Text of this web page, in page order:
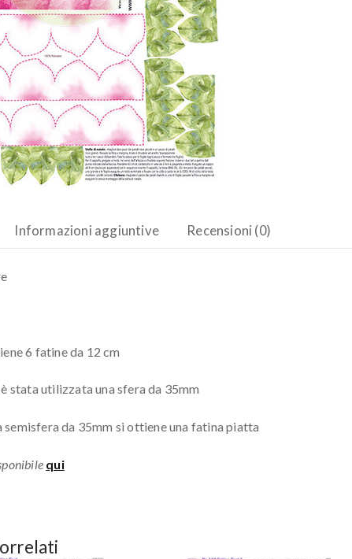
Informazioni aggiuntive Recensioni (0)
6 fatine da 12 cm
stata utilizzata una sfera da 35mm
semisfera da 35mm si ottiene una fatina piatta
qui